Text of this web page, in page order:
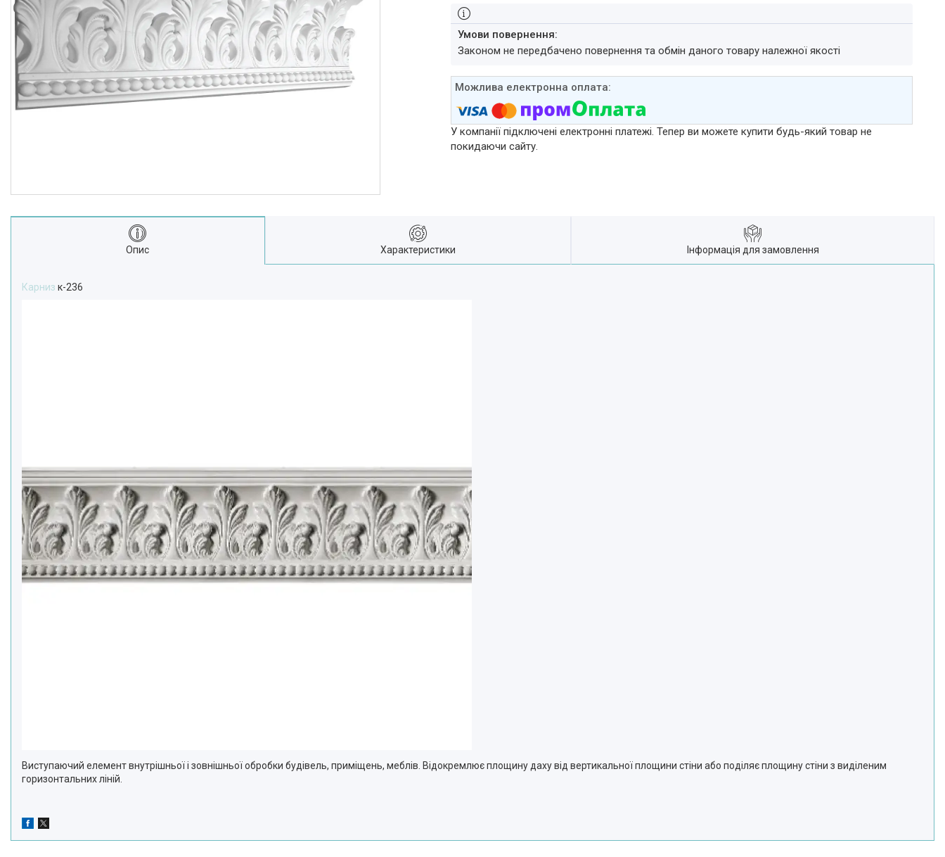
О нас
Отзывы
Доставка и оплата
Презентационные
документы
Законом не передбачено повернення та обмін даного товару належної якості
У компанії підключені електронні платежі. Тепер ви можете купити будь-який товар не
покидаючи сайту.
Опис Характеристики Інформація для замовлення
Карниз к-236
Виступаючий елемент внутрішньої і зовнішньої обробки будівель, приміщень, меблів. Відокремлює площину даху від вертикальної площини стіни або поділяє площину стіни з виділеним
горизонтальних ліній.